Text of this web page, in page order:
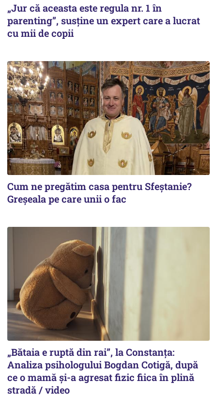
„Jur că aceasta este regula nr. 1 în
parenting”, susține un expert care a lucrat
cu mii de copii
Cum ne pregătim casa pentru Sfeștanie?
Greșeala pe care unii o fac
„Bătaia e ruptă din rai”, la Constanța:
Analiza psihologului Bogdan Cotigă, după
ce o mamă și-a agresat fizic fiica în plină
stradă / video